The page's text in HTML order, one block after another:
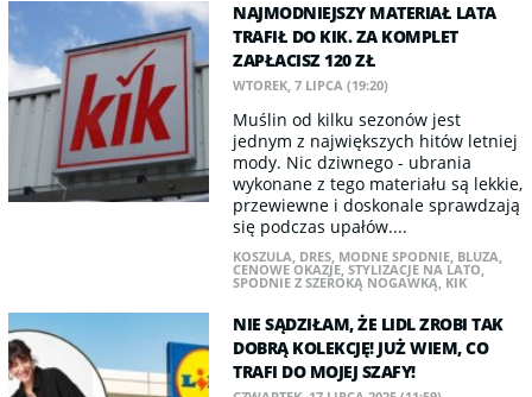
NAJMODNIEJSZY MATERIAŁ LATA
TRAFIŁ DO KIK. ZA KOMPLET
ZAPŁACISZ 120 ZŁ
WTOREK, 7 LIPCA (19:20)
Muślin od kilku sezonów jest
jednym z największych hitów letniej
mody. Nic dziwnego - ubrania
wykonane z tego materiału są lekkie,
przewiewne i doskonale sprawdzają
się podczas upałów....
KOSZULA, DRES, MODNE SPODNIE, BLUZA,
CENOWE OKAZJE,STYLIZACJE NA LATO,
SPODNIE Z SZEROKĄ NOGAWKĄ, KIK
NIE SĄDZIŁAM, ŻE LIDL ZROBI TAK
DOBRĄ KOLEKCJĘ! JUŻ WIEM, CO
TRAFI DO MOJEJ SZAFY!